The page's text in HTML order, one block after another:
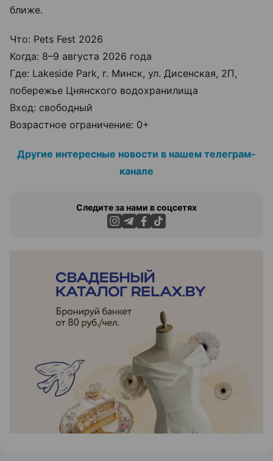
ближе.
Что: Pets Fest 2026
Когда: 8–9 августа 2026 года
Где: Lakeside Park, г. Минск, ул. Дисенская, 2П,
побережье Цнянского водохранилища
Вход: свободный
Возрастное ограничение: 0+
Другие интересные новости в нашем телеграм-
канале
Следите за нами в соцсетях
ЭФФЕКТИВНАЯ РЕКЛАМА НА САЙТЕ